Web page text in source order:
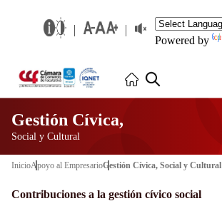
Powered by
Gestión Cívica,
Social y Cultural
InicioApoyo al EmpresarioGestión Cívica, Social y Cultural
Contribuciones a la gestión cívico social